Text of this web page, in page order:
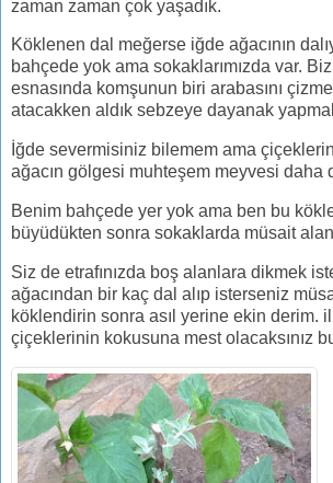
zaman zaman çok yaşadık.
Köklenen dal meğerse iğde ağacının
bahçede yok ama sokaklarımızda var.
esnasında komşunun biri arabasını
atacakken aldık sebzeye dayanak
İğde severmisiniz bilemem ama
ağacın gölgesi muhteşem meyvesi daha
Benim bahçede yer yok ama ben bu
büyüdükten sonra sokaklarda müsait
Siz de etrafınızda boş alanlara dikmek
ağacından bir kaç dal alıp isterseniz
köklendirin sonra asıl yerine ekin derim.
çiçeklerinin kokusuna mest olacaksınız